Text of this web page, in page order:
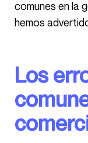
comunes en la
hemos
Los errores más